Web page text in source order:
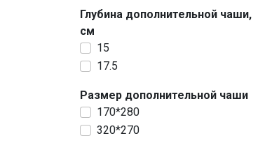
Глубина дополнительной чаши,
см
15
17.5
Размер дополнительной чаши
170*280
320*270